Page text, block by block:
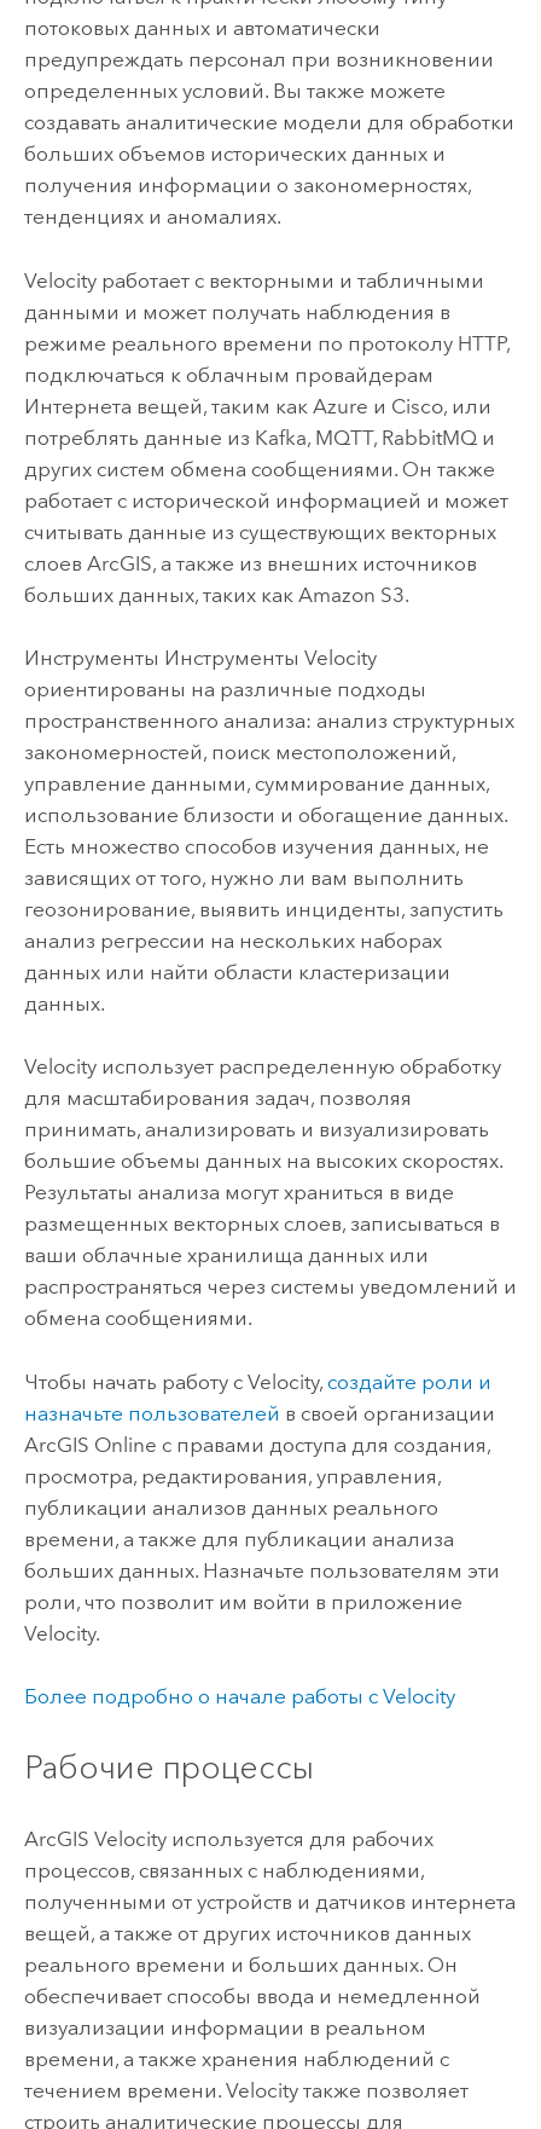
потоковых данных и автоматически
предупреждать персонал при возникновении
определенных условий. Вы также можете
создавать аналитические модели для обработки
больших объемов исторических данных и
получения информации о закономерностях,
тенденциях и аномалиях.
Velocityработает с векторными и табличными
данными и может получать наблюдения в
режиме реального времени по протоколу HTTP,
подключаться к облачным провайдерам
Интернета вещей, таким как Azure и Cisco, или
потреблять данные из Kafka, MQTT, RabbitMQ и
других систем обмена сообщениями. Он также
работает с исторической информацией и может
считывать данные из существующих векторных
слоев ArcGIS, а также из внешних источников
больших данных, таких как Amazon S3.
Инструменты Инструменты Velocity
ориентированы на различные подходы
пространственного анализа: анализ структурных
закономерностей, поиск местоположений,
управление данными, суммирование данных,
использование близости и обогащение данных.
Есть множество способов изучения данных, не
зависящих от того, нужно ли вам выполнить
геозонирование, выявить инциденты, запустить
анализ регрессии на нескольких наборах
данных или найти области кластеризации
данных.
Velocityиспользует распределенную обработку
для масштабирования задач, позволяя
принимать, анализировать и визуализировать
большие объемы данных на высоких скоростях.
Результаты анализа могут храниться в виде
размещенных векторных слоев, записываться в
ваши облачные хранилища данных или
распространяться через системы уведомлений и
обмена сообщениями.
Чтобы начать работу с Velocity, создайте роли и
назначьте пользователей в своей организации
ArcGIS Online с правами доступа для создания,
просмотра, редактирования, управления,
публикации анализов данных реального
времени, а также для публикации анализа
больших данных. Назначьте пользователям эти
роли, что позволит им войти в приложение
Velocity.
Более подробно о начале работы с Velocity
Рабочие процессы
ArcGIS Velocityиспользуется для рабочих
процессов, связанных с наблюдениями,
полученными от устройств и датчиков интернета
вещей, а также от других источников данных
реального времени и больших данных. Он
обеспечивает способы ввода и немедленной
визуализации информации в реальном
времени, а также хранения наблюдений с
течением времени. Velocityтакже позволяет
строить аналитические процессы для